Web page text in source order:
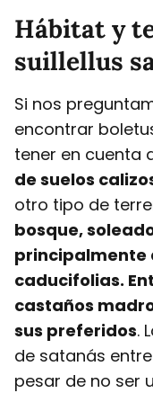
Hábitat y
suillellus
Si nos
encontrar
tener en cuenta
de suelos
otro tipo de
bosque,
principalmente
caducifolias.
castaños
sus preferidos.
de satanás
pesar de no ser